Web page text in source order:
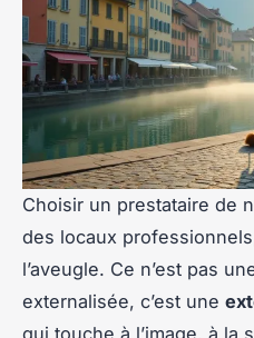
Choisir un prestataire de
des locaux
l’aveugle. Ce n’est pas
externalisée, c’est une